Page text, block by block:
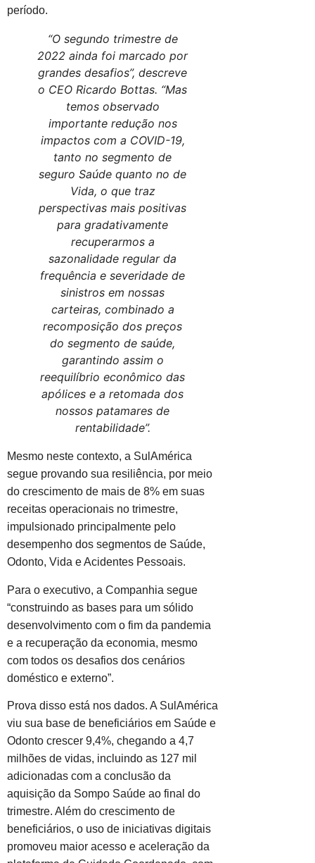
período.
“O segundo trimestre de
2022 ainda foi marcado por
grandes desafios”, descreve
o CEO Ricardo Bottas. “Mas
temos observado
importante redução nos
impactos com a COVID-19,
tanto no segmento de
seguro Saúde quanto no de
Vida, o que traz
perspectivas mais positivas
para gradativamente
recuperarmos a
sazonalidade regular da
frequência e severidade de
sinistros em nossas
carteiras, combinado a
recomposição dos preços
do segmento de saúde,
garantindo assim o
reequilíbrio econômico das
apólices e a retomada dos
nossos patamares de
rentabilidade”.
Mesmo neste contexto, a SulAmérica
segue provando sua resiliência, por meio
do crescimento de mais de 8% em suas
receitas operacionais no trimestre,
impulsionado principalmente pelo
desempenho dos segmentos de Saúde,
Odonto, Vida e Acidentes Pessoais.
Para o executivo, a Companhia segue
“construindo as bases para um sólido
desenvolvimento com o fim da pandemia
e a recuperação da economia, mesmo
com todos os desafios dos cenários
doméstico e externo”.
Prova disso está nos dados. A SulAmérica
viu sua base de beneficiários em Saúde e
Odonto crescer 9,4%, chegando a 4,7
milhões de vidas, incluindo as 127 mil
adicionadas com a conclusão da
aquisição da Sompo Saúde ao final do
trimestre. Além do crescimento de
beneficiários, o uso de iniciativas digitais
promoveu maior acesso e aceleração da